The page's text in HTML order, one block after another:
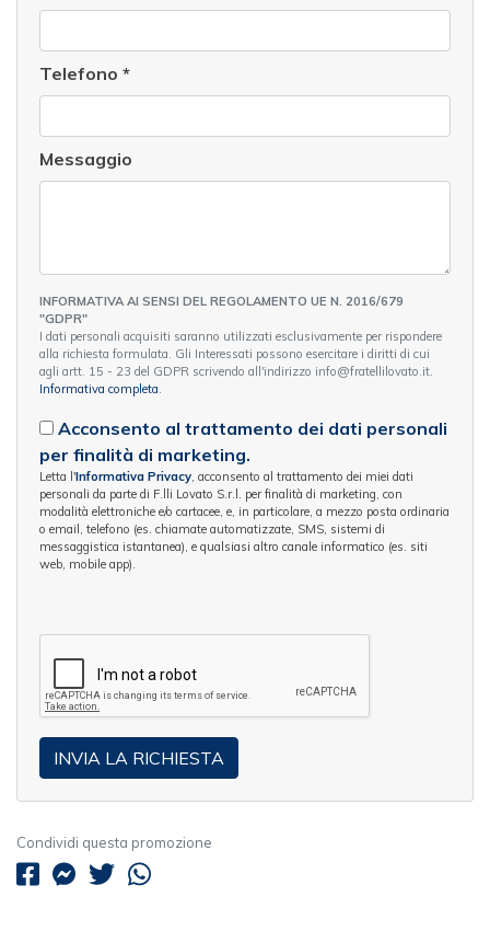
Telefono *
Messaggio
INFORMATIVA AI SENSI DEL REGOLAMENTO UE N. 2016/679
"GDPR"
I dati personali acquisiti saranno utilizzati esclusivamente per rispondere
alla richiesta formulata. Gli Interessati possono esercitare i diritti di cui
agli artt. 15 - 23 del GDPR scrivendo all'indirizzo info@fratellilovato.it.
Informativa completa
Acconsento al trattamento dei dati personali
per finalità di marketing.
Letta l'Informativa Privacy , acconsento al trattamento dei miei dati
personali da parte di F.lli Lovato S.r.l. per finalità di marketing, con
modalità elettroniche e/o cartacee, e, in particolare, a mezzo posta ordinaria
o email, telefono (es. chiamate automatizzate, SMS, sistemi di
messaggistica istantanea), e qualsiasi altro canale informatico (es. siti
web, mobile app).
Condividi questa promozione